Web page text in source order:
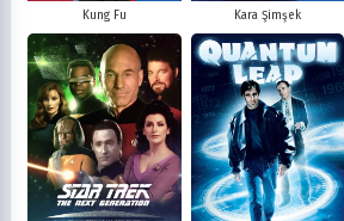
Kung Fu Kara Şimşek